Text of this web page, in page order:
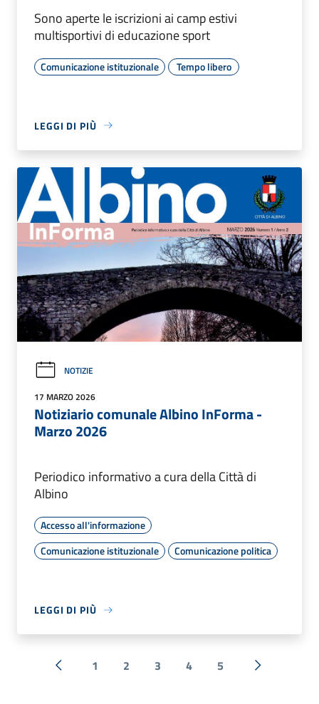
Sono aperte le iscrizioni ai camp estivi
multisportivi di educazione sport
Comunicazione istituzionale Tempo libero
LEGGI DI PIÙ
NOTIZIE
17 MARZO 2026
Notiziario comunale Albino InForma -
Marzo 2026
Periodico informativo a cura della Città di
Albino
Accesso all'informazione
Comunicazione istituzionale
Comunicazione politica
LEGGI DI PIÙ
« Precedente
1 2 3 4 5 Successiva